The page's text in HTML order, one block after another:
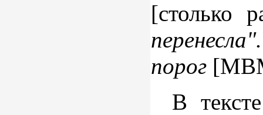
[столько
порог
В